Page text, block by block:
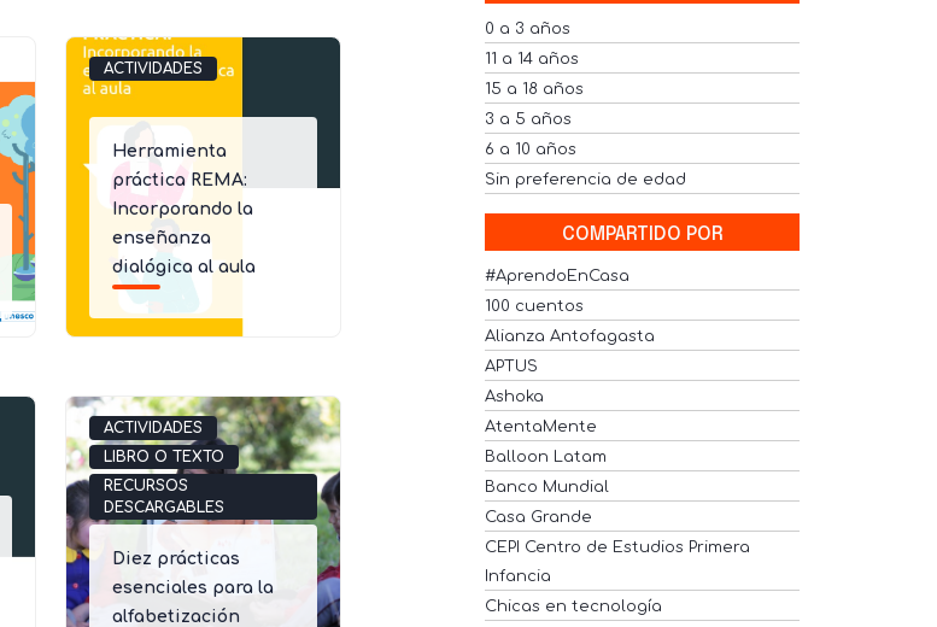
ACTIVIDADES
Herramienta
práctica REMA:
Incorporando la
enseñanza
dialógica al aula
ACTIVIDADES
LIBRO O TEXTO
RECURSOS
DESCARGABLES
Diez prácticas
esenciales para la
alfabetización
0 a 3 años
11 a 14 años
15 a 18 años
3 a 5 años
6 a 10 años
Sin preferencia de edad
COMPARTIDO POR
#AprendoEnCasa
100 cuentos
Alianza Antofagasta
APTUS
Ashoka
AtentaMente
Balloon Latam
Banco Mundial
Casa Grande
CEPI Centro de Estudios Primera
Infancia
Chicas en tecnología